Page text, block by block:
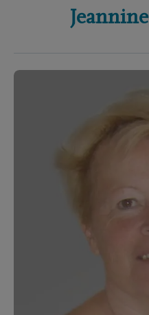
Jeannine